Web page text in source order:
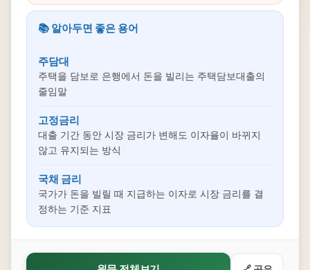
📚 알아두면 좋은 용어
주담대
주택을 담보로 은행에서 돈을 빌리는 주택담보대출의
줄임말
고정금리
대출 기간 동안 시장 금리가 변해도 이자율이 바뀌지
않고 유지되는 방식
국채 금리
국가가 돈을 빌릴 때 지급하는 이자로 시장 금리를 결
정하는 기준 지표